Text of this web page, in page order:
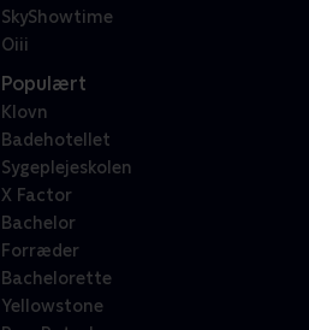
SkyShowtime
Oiii
Populært
Klovn
Badehotellet
Sygeplejeskolen
X Factor
Bachelor
Forræder
Bachelorette
Yellowstone